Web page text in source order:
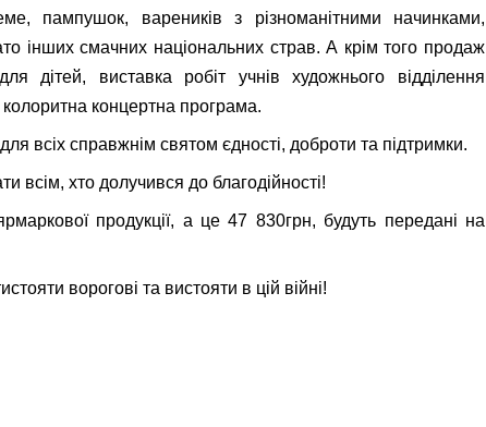
пампушок, вареників з різноманітними начинками,
інших смачних національних страв. А крім того продаж
дітей, виставка робіт учнів художнього відділення
концертна програма.
всіх справжнім святом єдності, доброти та підтримки.
всім, хто долучився до благодійності!
продукції, а це 47 830грн, будуть передані на
ворогові та вистояти в цій війні!